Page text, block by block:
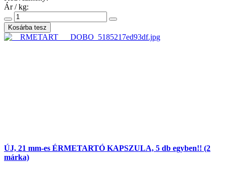
Ár / kg:
ÚJ, 21 mm-es ÉRMETARTÓ KAPSZULA, 5 db egyben!! (2
márka)